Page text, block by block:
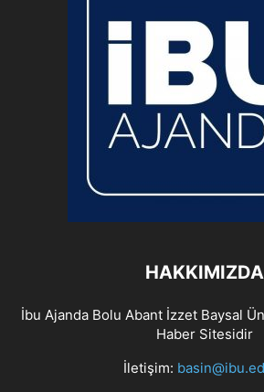
HAKKIMIZDA
İbu Ajanda Bolu Abant İzzet Baysal
Haber Sitesidir
İletişim: